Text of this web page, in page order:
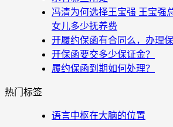
冯清为何选择王宝强 王宝强
女儿多少抚养费
开履约保函有合同么，办理
开保函要交多少保证金？
履约保函到期如何处理？
热门标签
语言中枢在大脑的位置